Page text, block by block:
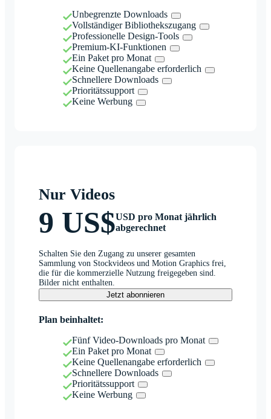
Unbegrenzte Downloads
Vollständiger Bibliothekszugang
Professionelle Design-Tools
Premium-KI-Funktionen
Ein Paket pro Monat
Keine Quellenangabe erforderlich
Schnellere Downloads
Prioritätssupport
Keine Werbung
Nur Videos
9 US$USD pro Monat jährlich
abgerechnet
Schalten Sie den Zugang zu unserer gesamten
Sammlung von Stockvideos und Motion Graphics frei,
die für die kommerzielle Nutzung freigegeben sind.
Bilder nicht enthalten.
Jetzt abonnieren
Plan beinhaltet:
Fünf Video-Downloads pro Monat
Ein Paket pro Monat
Keine Quellenangabe erforderlich
Schnellere Downloads
Prioritätssupport
Keine Werbung